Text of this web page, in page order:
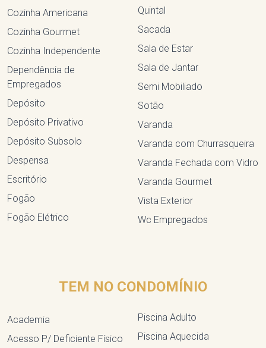
Cozinha Americana
Cozinha Gourmet
Cozinha Independente
Dependência de
Empregados
Depósito
Depósito Privativo
Depósito Subsolo
Despensa
Escritório
Fogão
Fogão Elétrico
Quintal
Sacada
Sala de Estar
Sala de Jantar
Semi Mobiliado
Sotão
Varanda
Varanda com Churrasqueira
Varanda Fechada com Vidro
Varanda Gourmet
Vista Exterior
Wc Empregados
TEM NO CONDOMÍNIO
Academia
Acesso P/ Deficiente Físico
Piscina Adulto
Piscina Aquecida